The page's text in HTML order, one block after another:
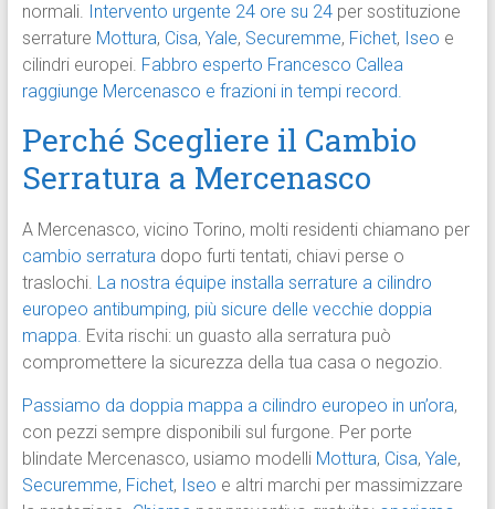
normali. Intervento urgente 24 ore su 24per sostituzione
serrature Mottura, Cisa, Yale, Securemme, Fichet, Iseo e
cilindri europei. Fabbro esperto Francesco Callea
raggiunge Mercenasco e frazioni in tempi record.
Perché Scegliere il Cambio
Serratura a Mercenasco
A Mercenasco, vicino Torino, molti residenti chiamano per
cambio serraturadopo furti tentati, chiavi perse o
traslochi. La nostra équipe installa serrature a cilindro
europeo antibumping, più sicure delle vecchie doppia
mappa. Evita rischi: un guasto alla serratura può
compromettere la sicurezza della tua casa o negozio.
Passiamo da doppia mappa a cilindro europeo in un’ora,
con pezzi sempre disponibili sul furgone. Per porte
blindate Mercenasco, usiamo modelli Mottura, Cisa, Yale,
Securemme, Fichet, Iseo e altri marchi per massimizzare